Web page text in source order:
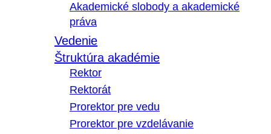
Akademické slobody a akademické
práva
Vedenie
Štruktúra akadémie
Rektor
Rektorát
Prorektor pre vedu
Prorektor pre vzdelávanie